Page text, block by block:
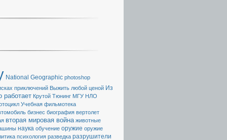
National Geographic photoshop
приключений Выжить любой ценой Из
работает Крутой Тюнинг МГУ НЛО
Учебная фильмотека
бизнес биография вертолет
вторая мировая война животные
наука обучение оружие оружие
психология разведка разрушители